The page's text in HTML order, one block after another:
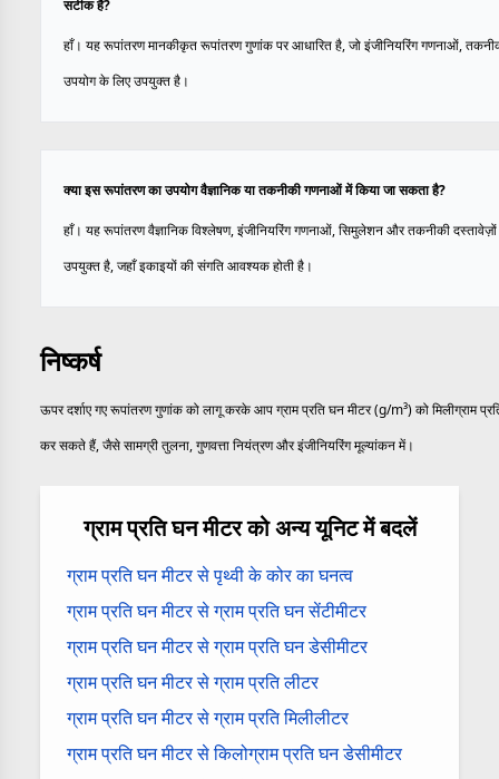
सटीक है?
हाँ। यह रूपांतरण मानकीकृत रूपांतरण गुणांक पर आधारित है, जो इंजीनियरिंग गणनाओं,
उपयोग के लिए उपयुक्त है।
क्या इस रूपांतरण का उपयोग वैज्ञानिक या तकनीकी गणनाओं में किया जा सकता है?
हाँ। यह रूपांतरण वैज्ञानिक विश्लेषण, इंजीनियरिंग गणनाओं, सिमुलेशन और तकनीकी
उपयुक्त है, जहाँ इकाइयों की संगति आवश्यक होती है।
निष्कर्ष
ऊपर दर्शाए गए रूपांतरण गुणांक को लागू करके आप ग्राम प्रति घन मीटर (g/m³) को मिलीग्राम
कर सकते हैं, जैसे सामग्री तुलना, गुणवत्ता नियंत्रण और इंजीनियरिंग मूल्यांकन में।
ग्राम प्रति घन मीटर को अन्य यूनिट में बदलें
ग्राम प्रति घन मीटर से पृथ्वी के कोर का घनत्व
ग्राम प्रति घन मीटर से ग्राम प्रति घन सेंटीमीटर
ग्राम प्रति घन मीटर से ग्राम प्रति घन डेसीमीटर
ग्राम प्रति घन मीटर से ग्राम प्रति लीटर
ग्राम प्रति घन मीटर से ग्राम प्रति मिलीलीटर
ग्राम प्रति घन मीटर से किलोग्राम प्रति घन डेसीमीटर